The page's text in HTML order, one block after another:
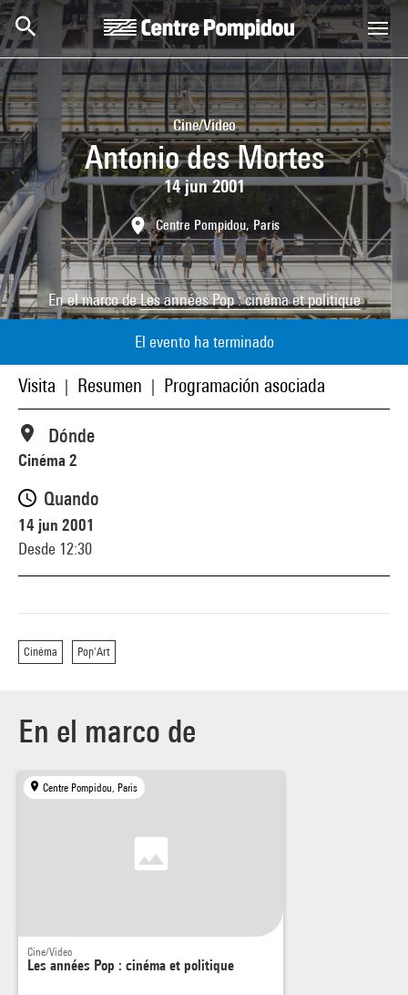
Skip to main content
Centre Pompidou
Cine/Video
Antonio des Mortes
14 jun 2001
Centre Pompidou, Paris
En el marco deLes années Pop : cinéma et politique
El evento ha terminado
Visita Resumen Programación asociada
Cinéma Pop'Art
Dónde
Cinéma 2
Quando
14 jun 2001
Desde 12:30
En el marco de
Centre Pompidou, Paris
Cine/Video
Les années Pop : cinéma et politique